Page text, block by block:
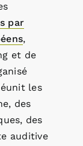
par
,
et de
les
des
des
auditive